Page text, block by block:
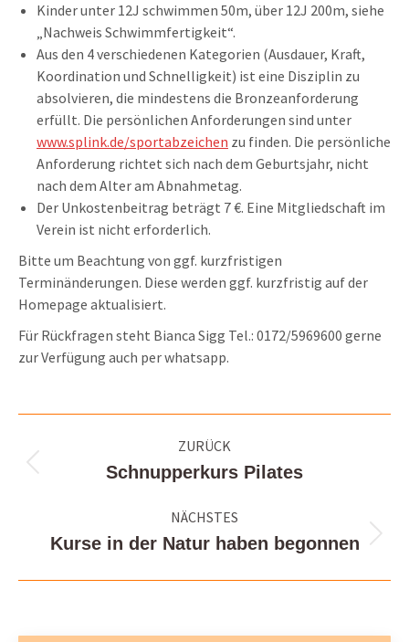
Kinder unter 12J schwimmen 50m, über 12J 200m, siehe
„Nachweis Schwimmfertigkeit“.
Aus den 4 verschiedenen Kategorien (Ausdauer, Kraft,
Koordination und Schnelligkeit) ist eine Disziplin zu
absolvieren, die mindestens die Bronzeanforderung
erfüllt. Die persönlichen Anforderungen sind unter
www.splink.de/sportabzeichen zu finden. Die persönliche
Anforderung richtet sich nach dem Geburtsjahr, nicht
nach dem Alter am Abnahmetag.
Der Unkostenbeitrag beträgt 7 €. Eine Mitgliedschaft im
Verein ist nicht erforderlich.
Bitte um Beachtung von ggf. kurzfristigen
Terminänderungen. Diese werden ggf. kurzfristig auf der
Homepage aktualisiert.
Für Rückfragen steht Bianca Sigg Tel.: 0172/5969600 gerne
zur Verfügung auch per whatsapp.
ZURÜCK
Vorheriger
Schnupperkurs Pilates
NÄCHSTES
Nächster
Kurse in der Natur haben begonnen